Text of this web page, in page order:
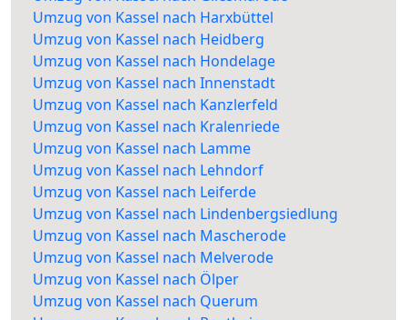
Umzug von Kassel nach Harxbüttel
Umzug von Kassel nach Heidberg
Umzug von Kassel nach Hondelage
Umzug von Kassel nach Innenstadt
Umzug von Kassel nach Kanzlerfeld
Umzug von Kassel nach Kralenriede
Umzug von Kassel nach Lamme
Umzug von Kassel nach Lehndorf
Umzug von Kassel nach Leiferde
Umzug von Kassel nach Lindenbergsiedlung
Umzug von Kassel nach Mascherode
Umzug von Kassel nach Melverode
Umzug von Kassel nach Ölper
Umzug von Kassel nach Querum